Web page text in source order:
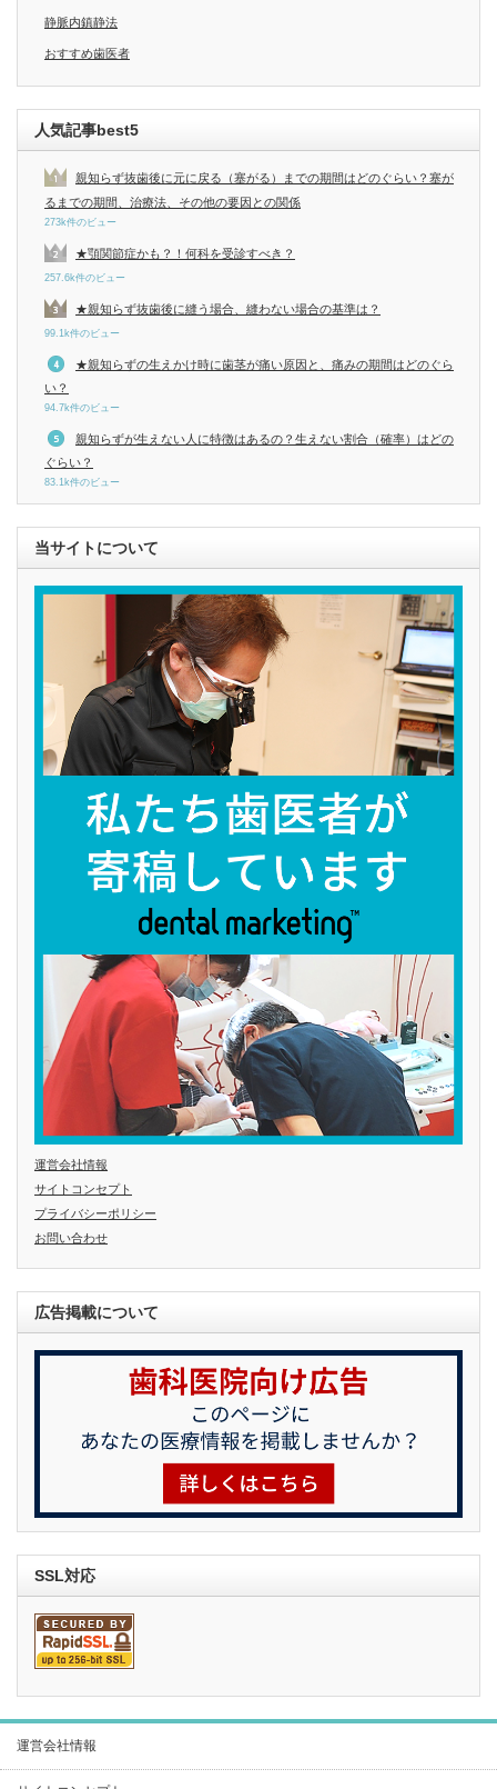
静脈内鎮静法
おすすめ歯医者
人気記事best5
親知らず抜歯後に元に戻る（塞がる）までの期間はどのぐらい？塞が
るまでの期間、治療法、その他の要因との関係
273k件のビュー
★顎関節症かも？！何科を受診すべき？
257.6k件のビュー
★親知らず抜歯後に縫う場合、縫わない場合の基準は？
99.1k件のビュー
★親知らずの生えかけ時に歯茎が痛い原因と、痛みの期間はどのぐら
い？
94.7k件のビュー
親知らずが生えない人に特徴はあるの？生えない割合（確率）はどの
ぐらい？
83.1k件のビュー
当サイトについて
運営会社情報
サイトコンセプト
プライバシーポリシー
お問い合わせ
広告掲載について
SSL対応
運営会社情報